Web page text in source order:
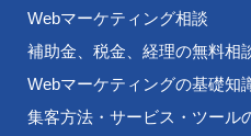
Webマーケティング相談
補助金、税金、経理の無料相
Webマーケティングの基礎知
集客方法・サービス・ツール